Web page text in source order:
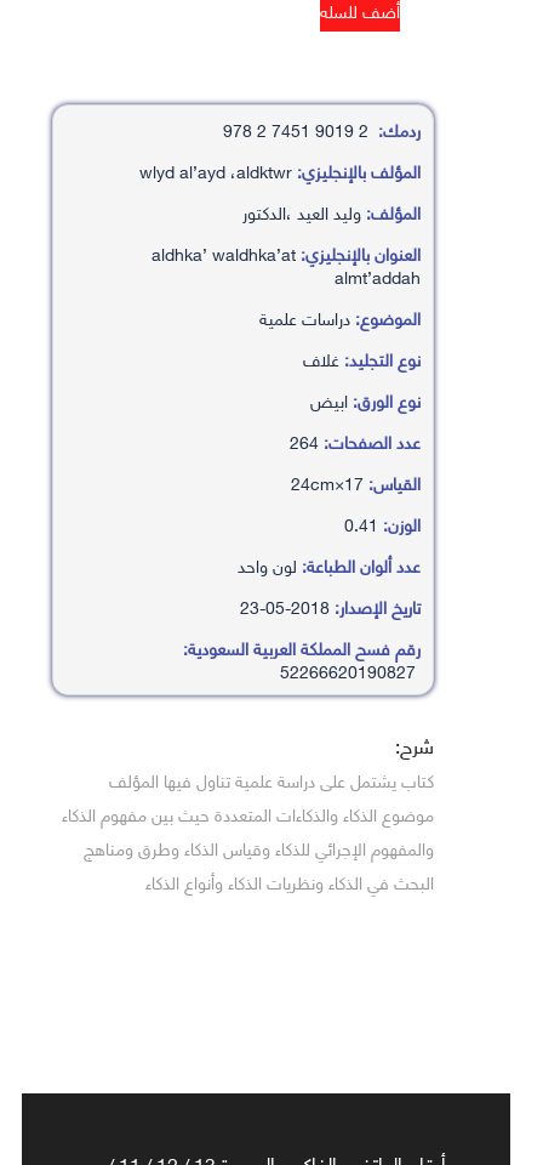
ردمك:
المؤلف بالإنجليزي:
المؤلف:وليد العيد ،الدكتور
العنوان بالإنجليزي:aldhka’ waldhka’at
almt’addah
الموضوع:دراسات علمية
نوع التجليد:غلاف
نوع الورق:ابيض
عدد الصفحات:
القياس:
الوزن:
عدد ألوان الطباعة: لون واحد
تاريخ الإصدار:
رقم فسح المملكة العربية السعودية:
52266620190827
شرح:
كتاب يشتمل على دراسة علمية تناول فيها المؤلف
موضوع الذكاء والذكاءات المتعددة حيث بين مفهوم الذكاء
والمفهوم الإجرائي للذكاء وقياس الذكاء وطرق ومناهج
البحث في الذكاء ونظريات الذكاء وأنواع الذكاء